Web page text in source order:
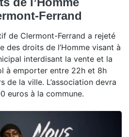
Ferrand
de Clermont-Ferrand a rejeté
des droits de l’Homme visant à
interdisant la vente et la
à emporter entre 22h et 8h
de la ville. L’association devra
euros à la commune.